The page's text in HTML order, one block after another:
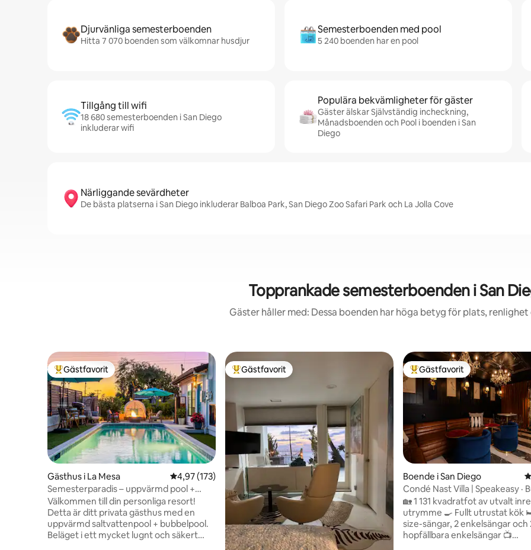
Djurvänliga semesterboenden
Hitta 7 070 boenden som välkomnar husdjur
Semesterboenden med pool
5 240 boenden har en pool
Tillgång till wifi
18 680 semesterboenden i San Diego
inkluderar wifi
Populära bekvämligheter för gäster
Gäster älskar Självständig incheckning,
Månadsboenden och Pool i boenden i San
Diego
Närliggande sevärdheter
De bästa platserna i San Diego inkluderar Balboa Park, San Diego Zoo Safari Park och La Jolla Cove
Topprankade semesterboenden i San
Gäster håller med: Dessa boenden har höga betyg för plats, renlighet
Populär gästfavorit
Gästfavorit
Gästhus i La Mesa 4,97 av 5 i genomsnittligt betyg, 173 omdömen
4,97 (173)
Semesterparadis – uppvärmd pool +
bubbelpool + eldstad + elfordon
Välkommen till din personliga resort!
Detta är ditt privata gästhus med en
uppvärmd saltvattenpool + bubbelpool.
Beläget i ett mycket lugnt och säkert
Populär gästfavorit
Gästfavorit Populär gästfavorit
Gästfavorit
Boende i San Diego
Condé Nast Villa | Speakeasy ·
· Sovplats för 10 personer
🏡 1 131 kvadratfot av utvalt inre
utrymme 🍳 Fullt utrustat kök
size-sängar, 2 enkelsängar och
hopfällbara enkelsängar 📺